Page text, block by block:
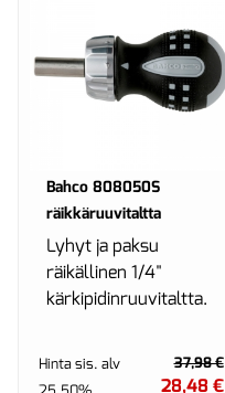
Bahco 808050S
räikkäruuvitaltta
Lyhyt ja paksu
räikällinen 1/4"
kärkipidinruuvitaltta.
Hinta sis. alv
37,98 €
28,48 €